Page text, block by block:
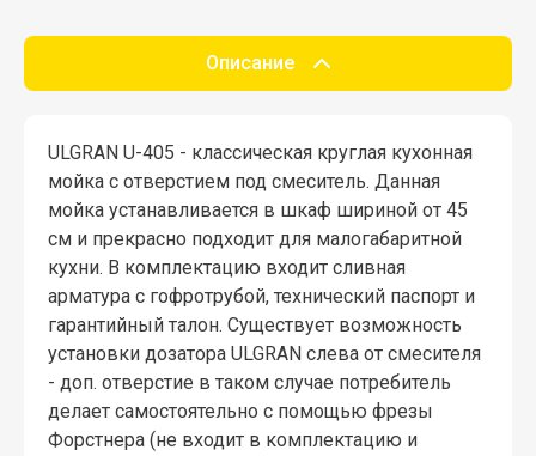
Описание
ULGRAN U-405 - классическая круглая кухонная
мойка с отверстием под смеситель. Данная
мойка устанавливается в шкаф шириной от 45
см и прекрасно подходит для малогабаритной
кухни. В комплектацию входит сливная
арматура с гофротрубой, технический паспорт и
гарантийный талон. Существует возможность
установки дозатора ULGRAN слева от смесителя
- доп. отверстие в таком случае потребитель
делает самостоятельно с помощью фрезы
Форстнера (не входит в комплектацию и